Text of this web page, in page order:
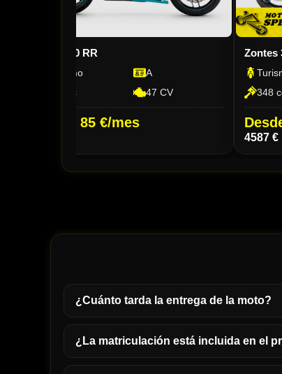
Kove 350 RR
Turismo
A
344 cc
47 CV
Desde 85 €/mes
Zontes
348
4587 €
¿Cuánto tarda la entrega de la moto?
¿La matriculación está incluida en el